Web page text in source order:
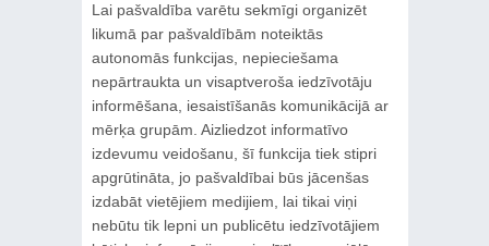
Lai pašvaldība varētu sekmīgi organizēt
likumā par pašvaldībām noteiktās
autonomās funkcijas, nepieciešama
nepārtraukta un visaptveroša iedzīvotāju
informēšana, iesaistīšanās komunikācijā ar
mērķa grupām. Aizliedzot informatīvo
izdevumu veidošanu, šī funkcija tiek stipri
apgrūtināta, jo pašvaldībai būs jācenšas
izdabāt vietējiem medijiem, lai tikai viņi
nebūtu tik lepni un publicētu iedzīvotājiem